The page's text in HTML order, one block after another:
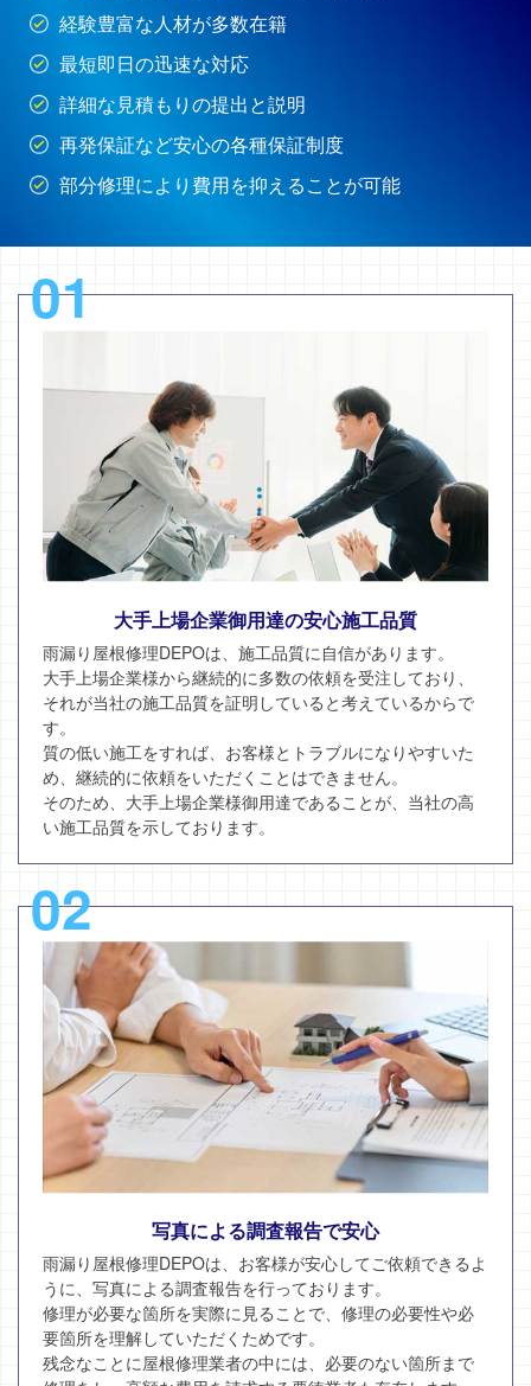
経験豊富な人材が多数在籍
最短即日の迅速な対応
詳細な見積もりの提出と説明
再発保証など安心の各種保証制度
部分修理により費用を抑えることが可能
01
大手上場企業御用達の安心施工品質
雨漏り屋根修理DEPOは、施工品質に自信があります。
大手上場企業様から継続的に多数の依頼を受注しており、
それが当社の施工品質を証明していると考えているからで
す。
質の低い施工をすれば、お客様とトラブルになりやすいた
め、継続的に依頼をいただくことはできません。
そのため、大手上場企業様御用達であることが、当社の高
い施工品質を示しております。
02
写真による調査報告で安心
雨漏り屋根修理DEPOは、お客様が安心してご依頼できるよ
うに、写真による調査報告を行っております。
修理が必要な箇所を実際に見ることで、修理の必要性や必
要箇所を理解していただくためです。
残念なことに屋根修理業者の中には、必要のない箇所まで